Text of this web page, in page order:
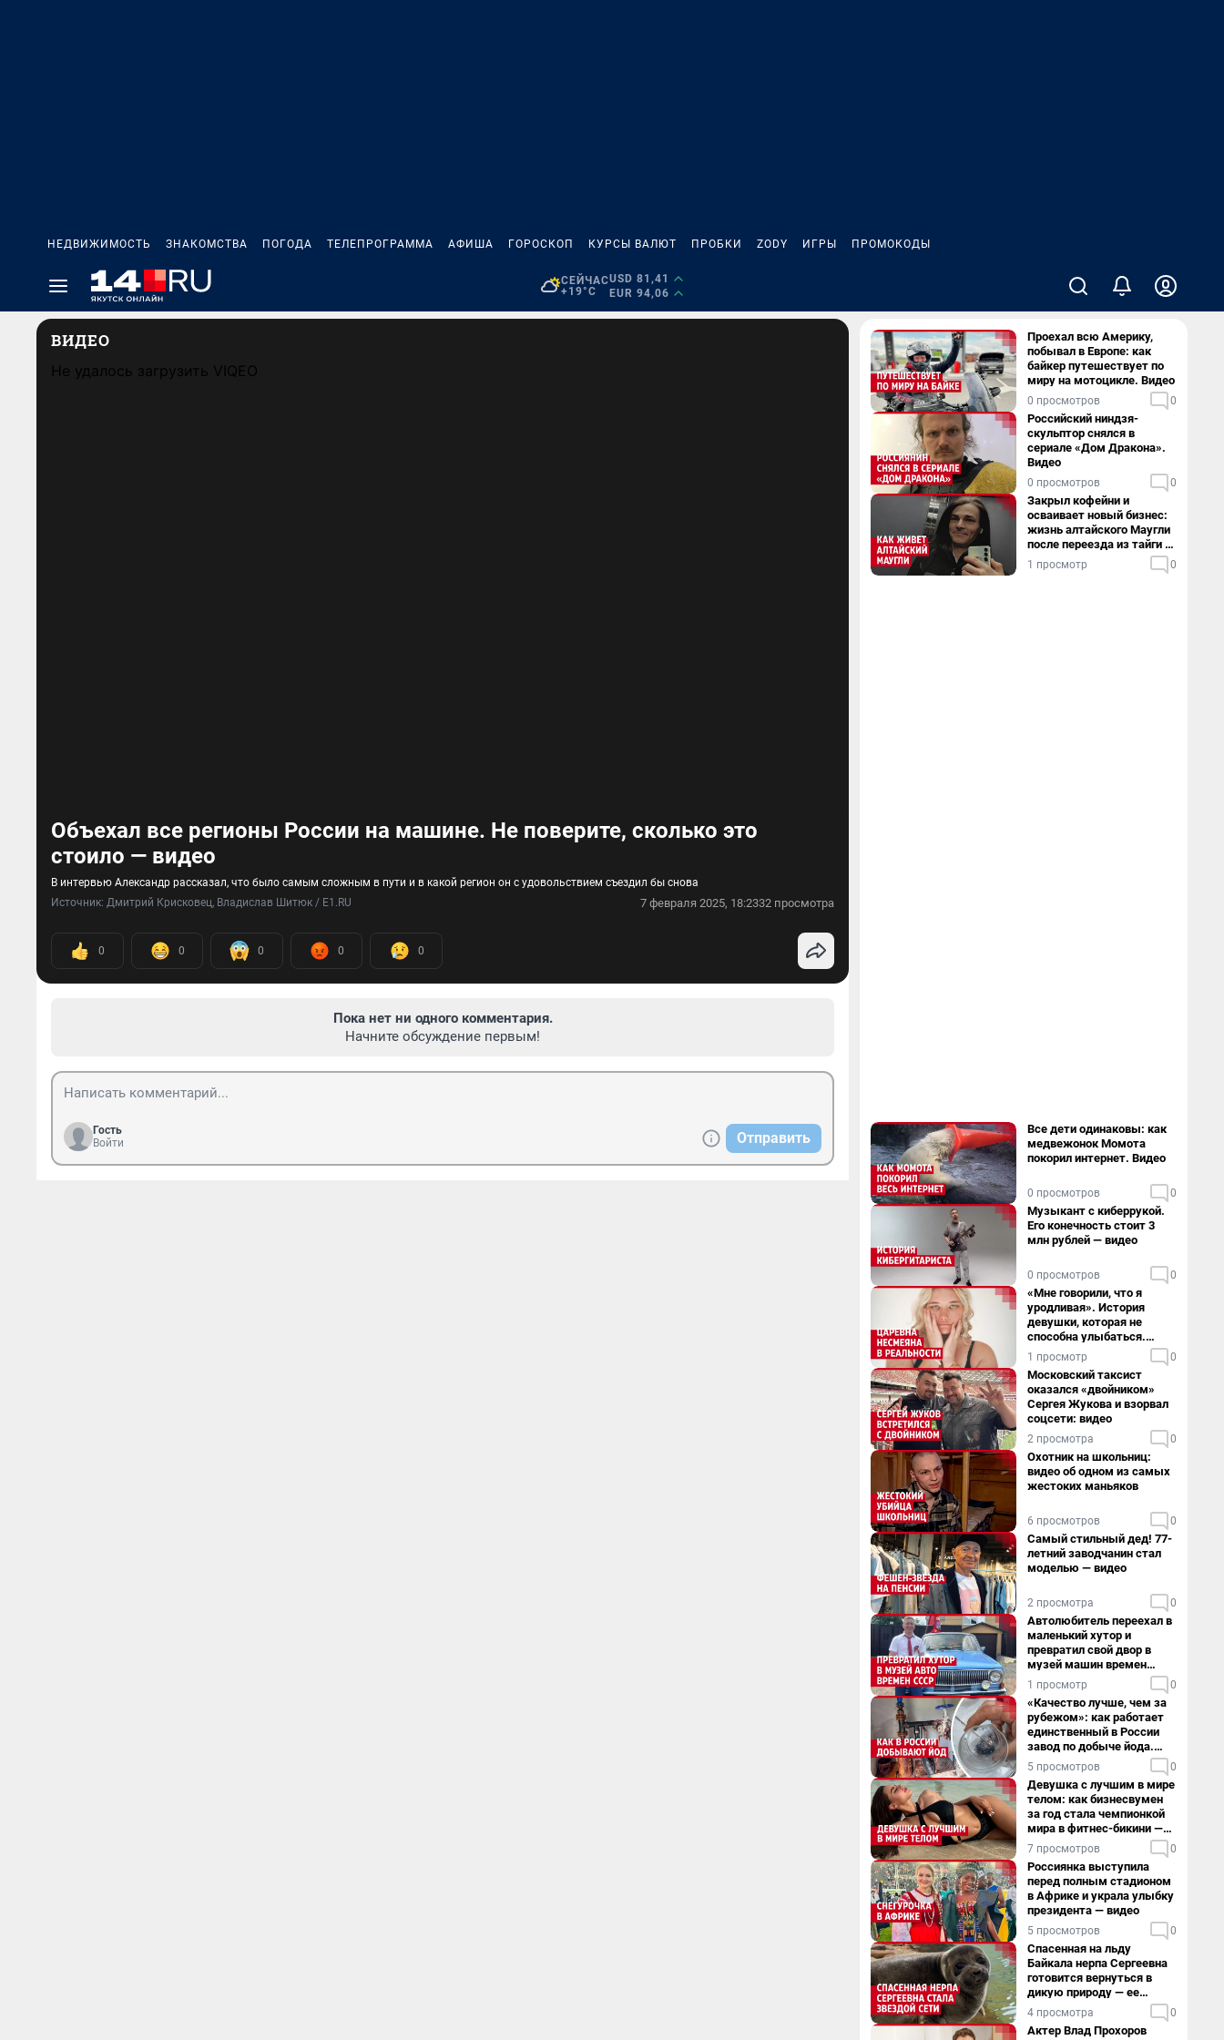
НЕДВИЖИМОСТЬ ЗНАКОМСТВА ПОГОДА ТЕЛЕПРОГРАММА АФИША ГОРОСКОП КУРСЫ ВАЛЮТ ПРОБКИ ZODY ИГРЫ ПРОМОКОДЫ
СЕЙЧАС
+19°C
USD 81,41
EUR 94,06
ВИДЕО
Не удалось загрузить VIQEO
Объехал все регионы России на машине. Не поверите, сколько это
стоило — видео
В интервью Александр рассказал, что было самым сложным в пути и в какой регион он с удовольствием съездил бы снова
Источник: Дмитрий Крисковец, Владислав Шитюк / E1.RU 7 февраля 2025, 18:2332 просмотра
0 0 0 0 0
Пока нет ни одного комментария.
Начните обсуждение первым!
Гость
Войти
Отправить
Проехал всю Америку,
побывал в Европе: как
байкер путешествует по
миру на мотоцикле. Видео
0 просмотров 0
Российский ниндзя-
скульптор снялся в
сериале «Дом Дракона».
Видео
0 просмотров 0
Закрыл кофейни и
осваивает новый бизнес:
жизнь алтайского Маугли
после переезда из тайги в
столицу
1 просмотр 0
Все дети одинаковы: как
медвежонок Момота
покорил интернет. Видео
0 просмотров 0
Музыкант с киберрукой.
Его конечность стоит 3
млн рублей — видео
0 просмотров 0
«Мне говорили, что я
уродливая». История
девушки, которая не
способна улыбаться.
Видео
1 просмотр 0
Московский таксист
оказался «двойником»
Сергея Жукова и взорвал
соцсети: видео
2 просмотра 0
Охотник на школьниц:
видео об одном из самых
жестоких маньяков
6 просмотров 0
Самый стильный дед! 77-
летний заводчанин стал
моделью — видео
2 просмотра 0
Автолюбитель переехал в
маленький хутор и
превратил свой двор в
музей машин времен
СССР. Видео
1 просмотр 0
«Качество лучше, чем за
рубежом»: как работает
единственный в России
завод по добыче йода.
Видео
5 просмотров 0
Девушка с лучшим в мире
телом: как бизнесвумен
за год стала чемпионкой
мира в фитнес-бикини —
видео
7 просмотров 0
Россиянка выступила
перед полным стадионом
в Африке и украла улыбку
президента — видео
5 просмотров 0
Спасенная на льду
Байкала нерпа Сергеевна
готовится вернуться в
дикую природу — ее
видеоистория
4 просмотра 0
Актер Влад Прохоров